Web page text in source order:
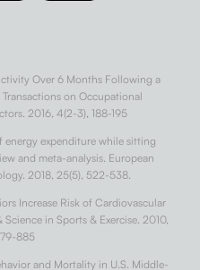
Over 6 Months Following a
on Occupational
2016, 4(2-3), 188-195
energy expenditure while sitting
and meta-analysis. European
2018, 25(5), 522-538.
Increase Risk of Cardiovascular
in Sports & Exercise. 2010,
885
and Mortality in U.S. Middle-